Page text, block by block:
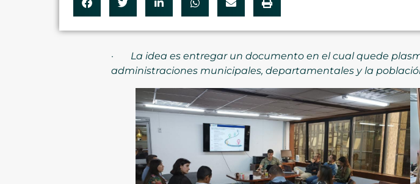
· La idea es entregar un documento en el cual quede
administraciones municipales, departamentales y la